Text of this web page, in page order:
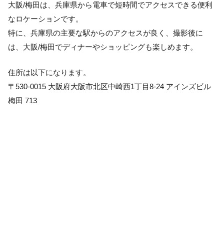
大阪/梅田は、兵庫県から電車で短時間でアクセスできる便利
なロケーションです。
特に、兵庫県の主要な駅からのアクセスが良く、撮影後に
は、大阪/梅田でディナーやショッピングも楽しめます。
住所は以下になります。
〒530-0015 大阪府大阪市北区中崎西1丁目8-24 アインズビル
梅田 713